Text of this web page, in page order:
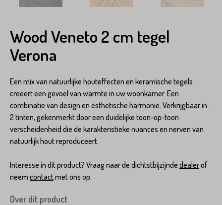
Wood Veneto 2 cm tegel
Verona
Een mix van natuurlijke houteffecten en keramische tegels
creëert een gevoel van warmte in uw woonkamer. Een
combinatie van design en esthetische harmonie. Verkrijgbaar in
2 tinten, gekenmerkt door een duidelijke toon-op-toon
verscheidenheid die de karakteristieke nuances en nerven van
natuurlijk hout reproduceert.
Interesse in dit product? Vraag naar de dichtstbijzijnde dealerof
neem contactmet ons op.
Over dit product